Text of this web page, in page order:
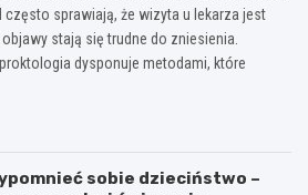
sprawiają, że wizyta u lekarza jest
stają się trudne do zniesienia.
dysponuje metodami, które
sobie dzieciństwo –